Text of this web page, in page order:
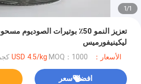
1
/
1
تعزيز النمو 50٪ بوتيرات
ليكينيفورميس
الأسعار：USD 4.5/kg MOQ：1000 كجم
افضل سعر